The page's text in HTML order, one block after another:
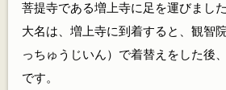
菩提寺である増上寺に足を運びました
大名は、増上寺に到着すると、観智
っちゅうじいん）で着替えをした後
です。